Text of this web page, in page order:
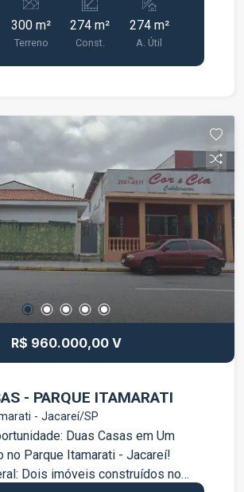
Shibata. * Fácil acesso à escolas,
farmácias e comércio em
à Rodovia Presidente Dutra e
* Telhas galvanizadas,
300 m²
Terreno
274 m²
Const.
274 m²
A. Útil
R$ 960.000,00 V
- PARQUE ITAMARATI
- Jacareí/SP
Duas Casas em Um
no Parque Itamarati - Jacareí!
Dois imóveis construídos no